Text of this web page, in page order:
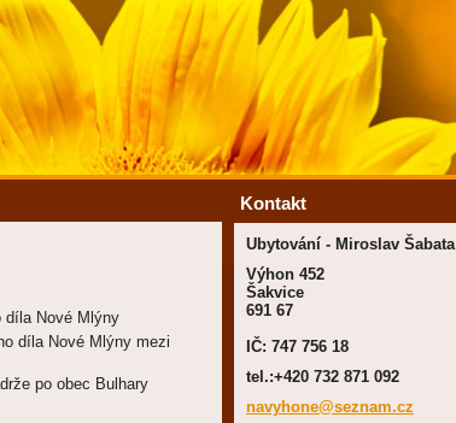
díla Nové Mlýny
díla Nové Mlýny mezi
po obec Bulhary
Kontakt
Ubytování - Miroslav Šabata
Výhon 452
Šakvice
691 67
IČ: 747 756 18
tel.:+420 732 871 092
navyhone@seznam.cz